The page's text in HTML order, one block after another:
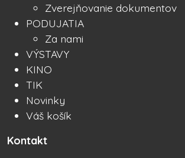
Zverejňovanie dokumentov
PODUJATIA
Za nami
VÝSTAVY
KINO
TIK
Novinky
Váš košík
Kontakt